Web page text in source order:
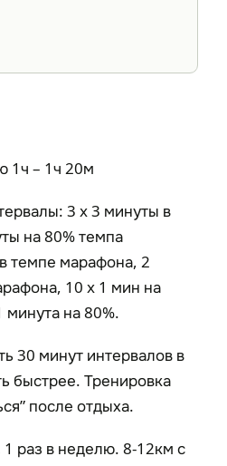
1ч – 1ч 20м
3 x 3 минуты в
на 80% темпа
темпе марафона, 2
10 x 1 мин на
на 80%.
30 минут интервалов в
быстрее. Тренировка
после отдыха.
1 раз в неделю. 8-12км с